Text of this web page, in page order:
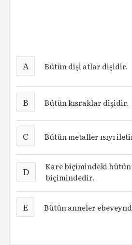
A Bütün dişi atlar dişidir.
B Bütün kısraklar dişidir.
C Bütün metaller ısıyı
D
Kare biçimindeki
biçimindedir.
E Bütün anneler